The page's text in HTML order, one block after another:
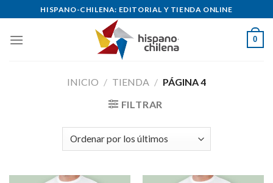
to
content
HISPANO-CHILENA: EDITORIAL Y TIENDA ONLINE
0
INICIO / TIENDA / PÁGINA 4
FILTRAR